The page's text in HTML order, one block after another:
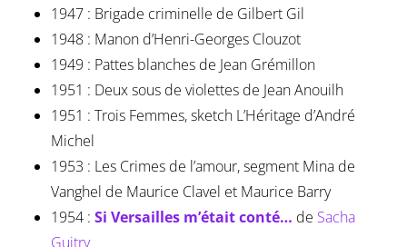
1947 : Brigade criminelle de Gilbert Gil
1948 : Manon d’Henri-Georges Clouzot
1949 : Pattes blanches de Jean Grémillon
1951 : Deux sous de violettes de Jean Anouilh
1951 : Trois Femmes, sketch L’Héritage d’André
Michel
1953 : Les Crimes de l’amour, segment Mina de
Vanghel de Maurice Clavel et Maurice Barry
1954 : Si Versailles m’était conté… de Sacha
Guitry